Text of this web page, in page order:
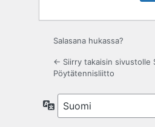
Salasana hukassa?
← Siirry takaisin sivustolle
Pöytätennisliitto
Kieli